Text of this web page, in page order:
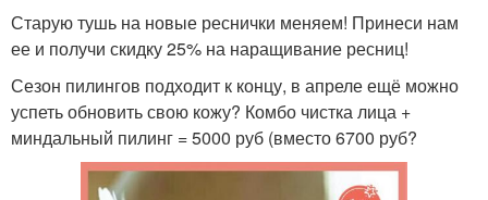
Старую тушь на новые реснички меняем! Принеси нам
ее и получи скидку 25% на наращивание ресниц!
Сезон пилингов подходит к концу, в апреле ещё можно
успеть обновить свою кожу? Комбо чистка лица +
миндальный пилинг = 5000 руб (вместо 6700 руб?